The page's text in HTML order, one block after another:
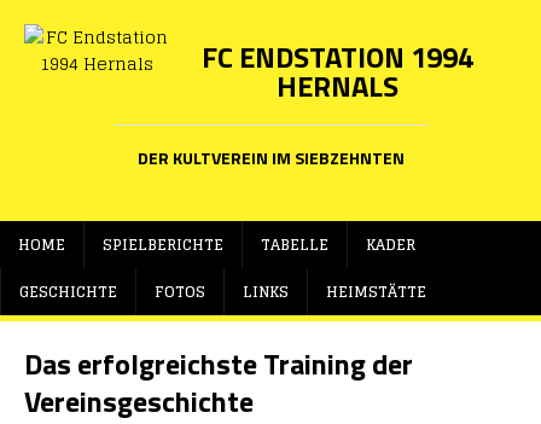
FC ENDSTATION 1994
HERNALS
DER KULTVEREIN IM SIEBZEHNTEN
HOME SPIELBERICHTE TABELLE
KADER
GESCHICHTE
FOTOS LINKS HEIMSTÄTTE
Das erfolgreichste Training der
Vereinsgeschichte